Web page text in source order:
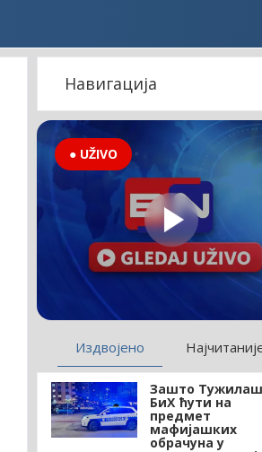
Навигација
● UŽIVO
Издвојено
Зашто
БиХ ћути на
предмет
мафијашких
обрачуна у